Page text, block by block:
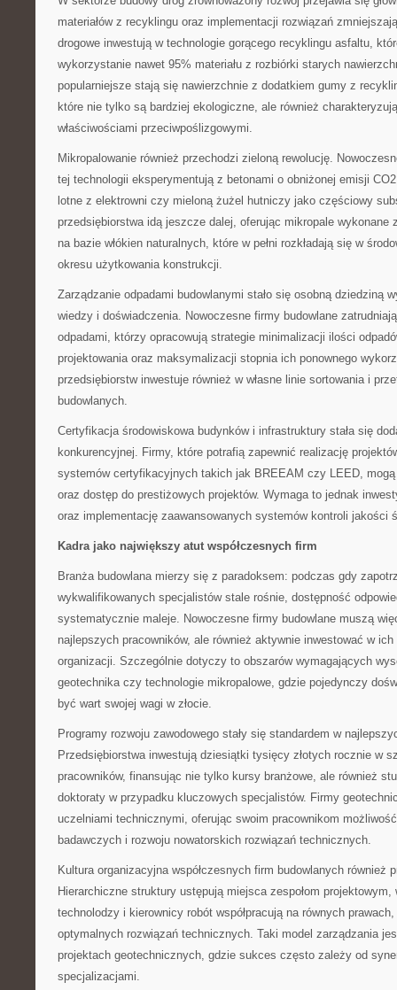
materiałów z recyklingu oraz implementacji rozwiązań
drogowe inwestują w technologie gorącego recyklingu asfaltu,
wykorzystanie nawet 95% materiału z rozbiórki starych
popularniejsze stają się nawierzchnie z dodatkiem gumy z
które nie tylko są bardziej ekologiczne, ale również
właściwościami przeciwpoślizgowymi.
Mikropalowanie również przechodzi zieloną rewolucję.
tej technologii eksperymentują z betonami o obniżonej emisji
lotne z elektrowni czy mieloną żużel hutniczy jako częściowy
przedsiębiorstwa idą jeszcze dalej, oferując mikropale wykonane
na bazie włókien naturalnych, które w pełni rozkładają się w
okresu użytkowania konstrukcji.
Zarządzanie odpadami budowlanymi stało się osobną dziedziną
wiedzy i doświadczenia. Nowoczesne firmy budowlane
odpadami, którzy opracowują strategie minimalizacji ilości
projektowania oraz maksymalizacji stopnia ich ponownego
przedsiębiorstw inwestuje również w własne linie sortowania i
budowlanych.
Certyfikacja środowiskowa budynków i infrastruktury stała się
konkurencyjnej. Firmy, które potrafią zapewnić realizację
systemów certyfikacyjnych takich jak BREEAM czy LEED,
oraz dostęp do prestiżowych projektów. Wymaga to jednak
oraz implementację zaawansowanych systemów kontroli jakości
Kadra jako największy atut współczesnych firm
Branża budowlana mierzy się z paradoksem: podczas gdy
wykwalifikowanych specjalistów stale rośnie, dostępność
systematycznie maleje. Nowoczesne firmy budowlane muszą
najlepszych pracowników, ale również aktywnie inwestować w
organizacji. Szczególnie dotyczy to obszarów wymagających
geotechnika czy technologie mikropalowe, gdzie pojedynczy
być wart swojej wagi w złocie.
Programy rozwoju zawodowego stały się standardem w
Przedsiębiorstwa inwestują dziesiątki tysięcy złotych rocznie w
pracowników, finansując nie tylko kursy branżowe, ale również
doktoraty w przypadku kluczowych specjalistów. Firmy
uczelniami technicznymi, oferując swoim pracownikom
badawczych i rozwoju nowatorskich rozwiązań technicznych.
Kultura organizacyjna współczesnych firm budowlanych również
Hierarchiczne struktury ustępują miejsca zespołom
technolodzy i kierownicy robót współpracują na równych
optymalnych rozwiązań technicznych. Taki model zarządzania
projektach geotechnicznych, gdzie sukces często zależy od
specjalizacjami.